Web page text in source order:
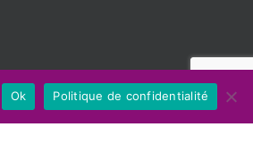
Ok Politique de confidentialité